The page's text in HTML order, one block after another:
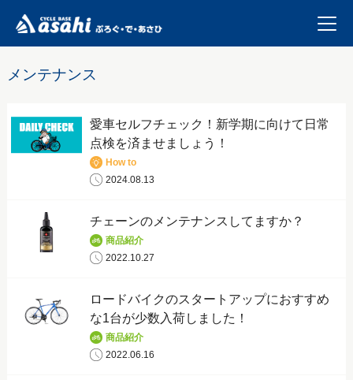
メンテナンス
愛車セルフチェック！新学期に向けて日常
点検を済ませましょう！
How to
2024.08.13
チェーンのメンテナンスしてますか？
商品紹介
2022.10.27
ロードバイクのスタートアップにおすすめ
な1台が少数入荷しました！
商品紹介
2022.06.16